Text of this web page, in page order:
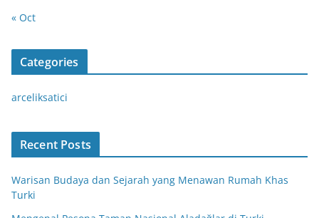
« Oct
Categories
arceliksatici
Recent Posts
Warisan Budaya dan Sejarah yang Menawan Rumah Khas
Turki